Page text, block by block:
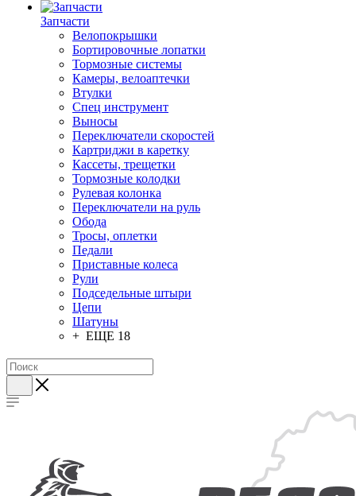
Запчасти
Велопокрышки
Бортировочные лопатки
Тормозные системы
Камеры, велоаптечки
Втулки
Спец инструмент
Выносы
Переключатели скоростей
Картриджи в каретку
Кассеты, трещетки
Тормозные колодки
Рулевая колонка
Переключатели на руль
Обода
Тросы, оплетки
Педали
Приставные колеса
Рули
Подседельные штыри
Цепи
Шатуны
+ ЕЩЕ 18